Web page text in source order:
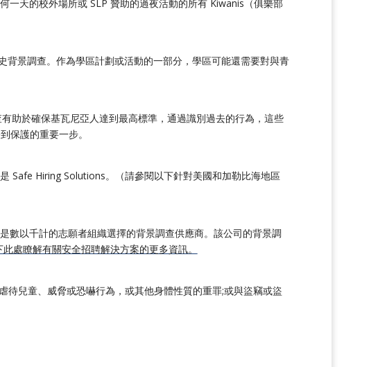
天的校外場所或 SLP 贊助的過夜活動的所有 Kiwanis（俱樂部
景調查。作為學區計劃或活動的一部分，學區可能還需要對與青
於確保基瓦尼亞人達到最高標準，通過識別過去的行為，這些
保護的重要一步。
Safe Hiring Solutions。（請參閱以下針對美國和加勒比海地區
以千計的志願者組織選擇的背景調查供應商。該公司的背景調
此處瞭解有關安全招聘解決方案的更多資訊。
兒童、威脅或恐嚇行為，或其他身體性質的重罪;或與盜竊或盜